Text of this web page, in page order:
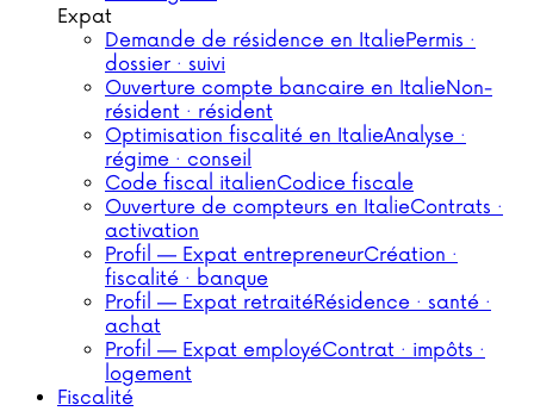
Expat
Demande de résidence en ItaliePermis ·
dossier · suivi
Ouverture compte bancaire en ItalieNon-
résident · résident
Optimisation fiscalité en ItalieAnalyse ·
régime · conseil
Code fiscal italienCodice fiscale
Ouverture de compteurs en ItalieContrats ·
activation
Profil — Expat entrepreneurCréation ·
fiscalité · banque
Profil — Expat retraitéRésidence · santé ·
achat
Profil — Expat employéContrat · impôts ·
logement
Fiscalité